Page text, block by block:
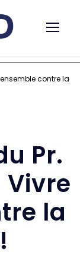
contre la
Pr.
Vivre
la